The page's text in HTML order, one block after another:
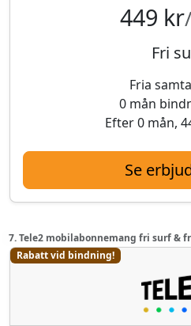
449 kr
Fri
Fria
0 mån
Efter 0 mån,
Se
7. Tele2 mobilabonnemang fri surf &
Rabatt vid bindning!